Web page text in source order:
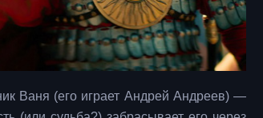
Ваня (его играет Андрей Андреев) —